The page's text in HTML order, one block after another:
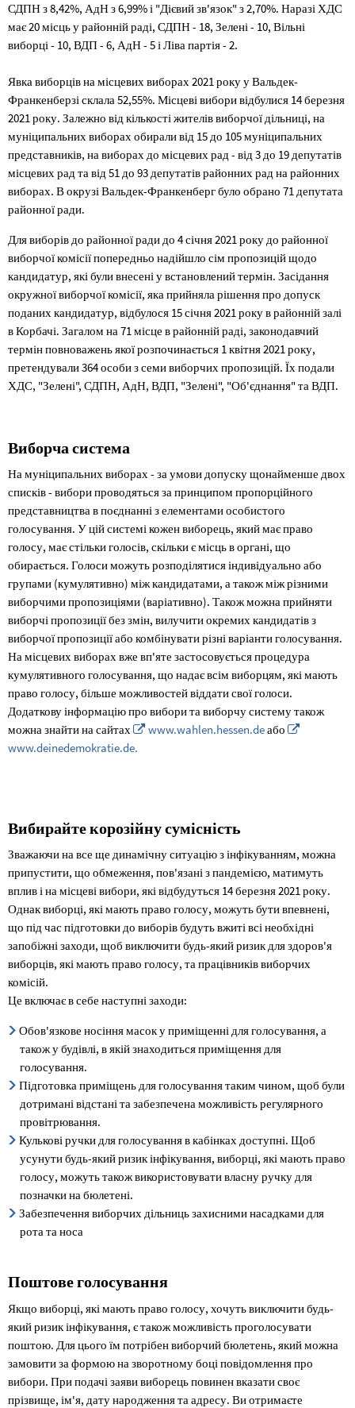
СДПН з 8,42%, АдН з 6,99% і "Дієвий зв'язок" з 2,70%. Наразі ХДС
має 20 місць у районній раді, СДПН - 18, Зелені - 10, Вільні
виборці - 10, ВДП - 6, АдН - 5 і Ліва партія - 2.
Явка виборців на місцевих виборах 2021 року у Вальдек-
Франкенберзі склала 52,55%. Місцеві вибори відбулися 14 березня
2021 року. Залежно від кількості жителів виборчої дільниці, на
муніципальних виборах обирали від 15 до 105 муніципальних
представників, на виборах до місцевих рад - від 3 до 19 депутатів
місцевих рад та від 51 до 93 депутатів районних рад на районних
виборах. В окрузі Вальдек-Франкенберг було обрано 71 депутата
районної ради.
Для виборів до районної ради до 4 січня 2021 року до районної
виборчої комісії попередньо надійшло сім пропозицій щодо
кандидатур, які були внесені у встановлений термін. Засідання
окружної виборчої комісії, яка прийняла рішення про допуск
поданих кандидатур, відбулося 15 січня 2021 року в районній залі
в Корбачі. Загалом на 71 місце в районній раді, законодавчий
термін повноважень якої розпочинається 1 квітня 2021 року,
претендували 364 особи з семи виборчих пропозицій. Їх подали
ХДС, "Зелені", СДПН, АдН, ВДП, "Зелені", "Об'єднання" та ВДП.
Виборча система
На муніципальних виборах - за умови допуску щонайменше двох
списків - вибори проводяться за принципом пропорційного
представництва в поєднанні з елементами особистого
голосування. У цій системі кожен виборець, який має право
голосу, має стільки голосів, скільки є місць в органі, що
обирається. Голоси можуть розподілятися індивідуально або
групами (кумулятивно) між кандидатами, а також між різними
виборчими пропозиціями (варіативно). Також можна прийняти
виборчі пропозиції без змін, вилучити окремих кандидатів з
виборчої пропозиції або комбінувати різні варіанти голосування.
На місцевих виборах вже вп'яте застосовується процедура
кумулятивного голосування, що надає всім виборцям, які мають
право голосу, більше можливостей віддати свої голоси.
Додаткову інформацію про вибори та виборчу систему також
можна знайти на сайтах
www.wahlen.hessen.deабо
www.deinedemokratie.de.
Вибирайте корозійну сумісність
Зважаючи на все ще динамічну ситуацію з інфікуванням, можна
припустити, що обмеження, пов'язані з пандемією, матимуть
вплив і на місцеві вибори, які відбудуться 14 березня 2021 року.
Однак виборці, які мають право голосу, можуть бути впевнені,
що під час підготовки до виборів будуть вжиті всі необхідні
запобіжні заходи, щоб виключити будь-який ризик для здоров'я
виборців, які мають право голосу, та працівників виборчих
комісій.
Це включає в себе наступні заходи:
Обов'язкове носіння масок у приміщенні для голосування, а
також у будівлі, в якій знаходиться приміщення для
голосування.
Підготовка приміщень для голосування таким чином, щоб були
дотримані відстані та забезпечена можливість регулярного
провітрювання.
Кулькові ручки для голосування в кабінках доступні. Щоб
усунути будь-який ризик інфікування, виборці, які мають право
голосу, можуть також використовувати власну ручку для
позначки на бюлетені.
Забезпечення виборчих дільниць захисними насадками для
рота та носа
Поштове голосування
Якщо виборці, які мають право голосу, хочуть виключити будь-
який ризик інфікування, є також можливість проголосувати
поштою. Для цього їм потрібен виборчий бюлетень, який можна
замовити за формою на зворотному боці повідомлення про
вибори. При подачі заяви виборець повинен вказати своє
прізвище, ім'я, дату народження та адресу. Ви отримаєте